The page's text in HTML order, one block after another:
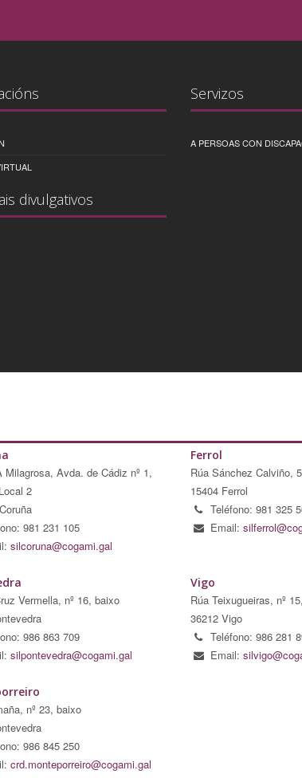
divulgativos
Servizos
A PERSOAS CON
Milagrosa, Avda. de Cádiz nº 1,
2
981 231 105
silcoruna@cogami.gal
Ferrol
Rúa Sánchez Calviño,
15404 Ferrol
Teléfono: 981 325
Email:
Vermella, nº 16, baixo
986 863 709
silpontevedra@cogami.gal
Vigo
Rúa Teixugueiras, nº
36212 Vigo
Teléfono: 986 281
Email:
nº 23, baixo
986 845 250
crd.monteporreiro@cogami.gal